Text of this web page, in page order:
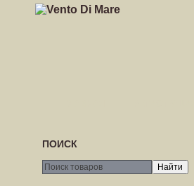
ПОИСК